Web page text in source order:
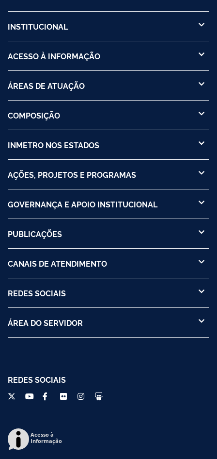
INSTITUCIONAL
ACESSO À INFORMAÇÃO
ÁREAS DE ATUAÇÃO
COMPOSIÇÃO
INMETRO NOS ESTADOS
AÇÕES, PROJETOS E PROGRAMAS
GOVERNANÇA E APOIO INSTITUCIONAL
PUBLICAÇÕES
CANAIS DE ATENDIMENTO
REDES SOCIAIS
ÁREA DO SERVIDOR
REDES SOCIAIS
Acesso à
Informação